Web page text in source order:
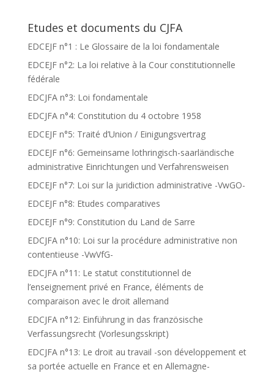
Etudes et documents du CJFA
EDCEJF n°1 : Le Glossaire de la loi fondamentale
EDCEJF n°2: La loi relative à la Cour constitutionnelle
fédérale
EDCJFA n°3: Loi fondamentale
EDCJFA n°4: Constitution du 4 octobre 1958
EDCEJF n°5: Traité d’Union / Einigungsvertrag
EDCEJF n°6: Gemeinsame lothringisch-saarländische
administrative Einrichtungen und Verfahrensweisen
EDCEJF n°7: Loi sur la juridiction administrative -VwGO-
EDCEJF n°8: Etudes comparatives
EDCEJF n°9: Constitution du Land de Sarre
EDCJFA n°10: Loi sur la procédure administrative non
contentieuse -VwVfG-
EDCJFA n°11: Le statut constitutionnel de
l’enseignement privé en France, éléments de
comparaison avec le droit allemand
EDCJFA n°12: Einführung in das französische
Verfassungsrecht (Vorlesungsskript)
EDCJFA n°13: Le droit au travail -son développement et
sa portée actuelle en France et en Allemagne-